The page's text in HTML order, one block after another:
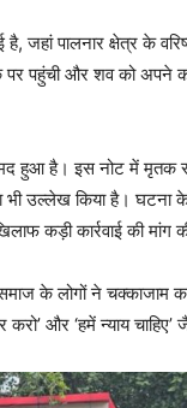
पालनार क्षेत्र के
पर पहुंची और शव को अपने
हुआ है। इस नोट में मृतक
उल्लेख किया है। घटना
कड़ी कार्रवाई की मांग
के लोगों ने चक्काजाम कर
करो’ और ‘हमें न्याय